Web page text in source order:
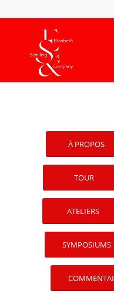
À PROPOS
TOUR
ATELIERS
SYMPOSIUMS